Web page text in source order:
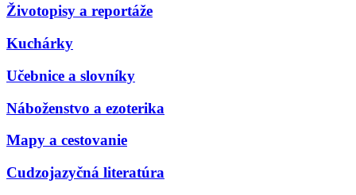
Životopisy a reportáže
Kuchárky
Učebnice a slovníky
Náboženstvo a ezoterika
Mapy a cestovanie
Cudzojazyčná literatúra